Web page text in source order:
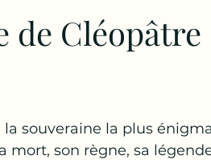
de Cléopâtre
la souveraine la plus
mort, son règne, sa